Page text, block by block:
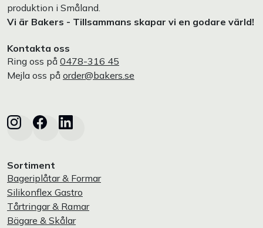
produktion i Småland.
Vi är Bakers - Tillsammans skapar vi en godare värld!
Kontakta oss
Ring oss på 0478-316 45
Mejla oss på order@bakers.se
Sortiment
Bageriplåtar & Formar
Silikonflex Gastro
Tårtringar & Ramar
Bägare & Skålar